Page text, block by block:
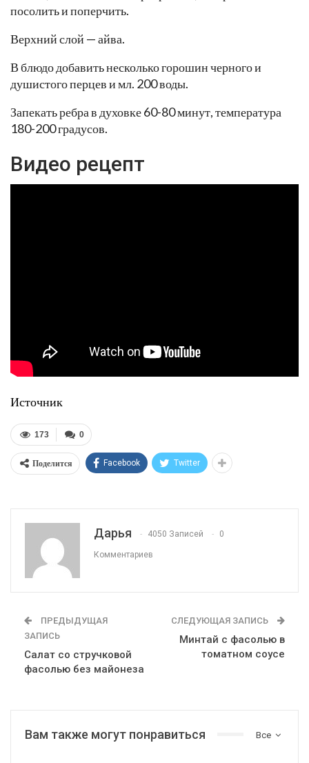
посолить и поперчить.
Верхний слой — айва.
В блюдо добавить несколько горошин черного и
душистого перцев и мл. 200 воды.
Запекать ребра в духовке 60-80 минут, температура
180-200 градусов.
Видео рецепт
Источник
0
173
Поделится Facebook Twitter
Дарья 4050 Записей 0
Комментариев
ПРЕДЫДУЩАЯ
ЗАПИСЬ
Салат со стручковой
фасолью без майонеза
СЛЕДУЮЩАЯ ЗАПИСЬ
Минтай с фасолью в
томатном соусе
Все
Вам также могут понравиться